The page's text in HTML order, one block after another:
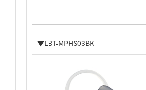
▼LBT-MPHS03BK